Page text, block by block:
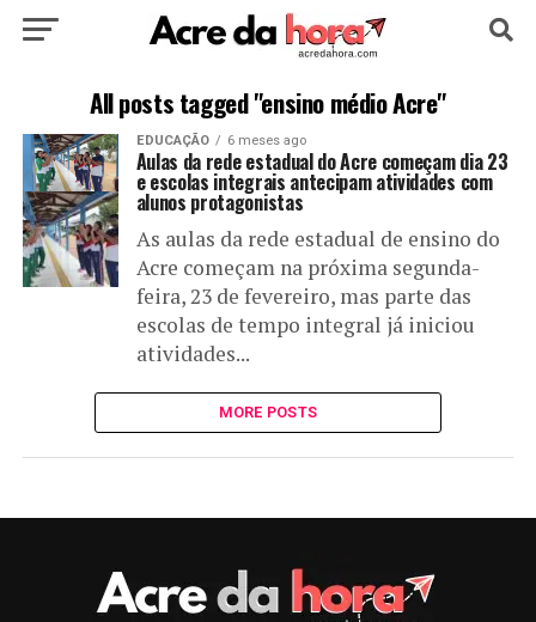
HOME POLÍTICA CULTURA ESPORTE
EDUCAÇÃO NOTÍCIA MUNDO
All posts tagged "ensino médio Acre"
EDUCAÇÃO 6 meses ago
Aulas da rede estadual do Acre começam dia 23
e escolas integrais antecipam atividades com
alunos protagonistas
As aulas da rede estadual de ensino do
Acre começam na próxima segunda-
feira, 23 de fevereiro, mas parte das
escolas de tempo integral já iniciou
atividades...
MORE POSTS